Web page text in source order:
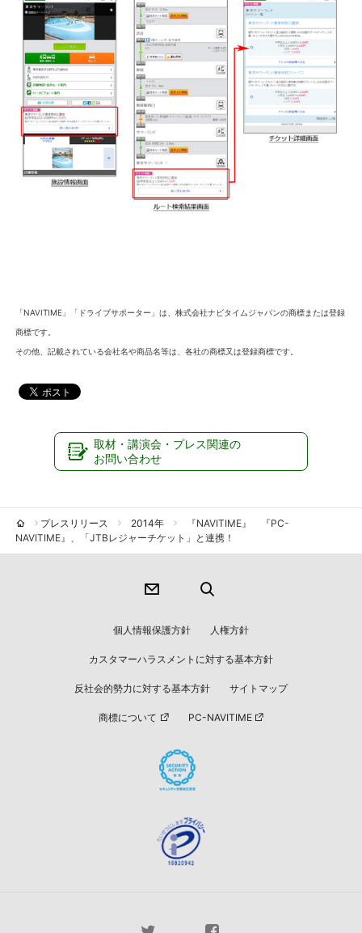
「NAVITIME」「ドライブサポーター」は、株式会社ナビタイムジャパンの商標または登録
商標です。
その他、記載されている会社名や商品名等は、各社の商標又は登録商標です。
取材・講演会・プレス関連の
お問い合わせ
プレスリリース 2014年
『NAVITIME』 『PC-
NAVITIME』、「JTBレジャーチケット」と連携！
個人情報保護方針 人権方針
カスタマーハラスメントに対する基本方針
反社会的勢力に対する基本方針 サイトマップ
商標について PC-NAVITIME